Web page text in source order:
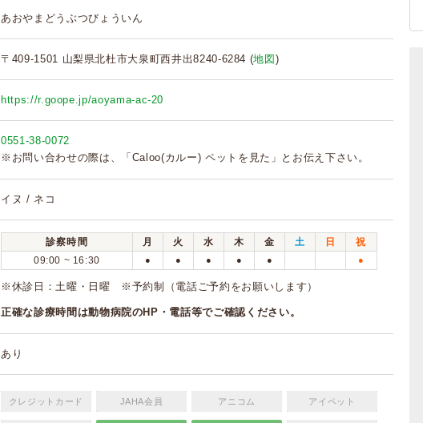
あおやまどうぶつびょういん
〒409-1501 山梨県北杜市大泉町西井出8240-6284 (地図 )
https://r.goope.jp/aoyama-ac-20
0551-38-0072
※お問い合わせの際は、「Caloo(カルー) ペットを見た」とお伝え下さい。
イヌ / ネコ
診察時間 月 火 水 木 金 土 日
祝
09:00 ~ 16:30
● ● ● ● ● ●
※休診日：土曜・日曜 ※予約制（電話ご予約をお願いします）
正確な診療時間は動物病院のHP・電話等でご確認ください。
あり
クレジットカード JAHA会員 アニコム アイペット